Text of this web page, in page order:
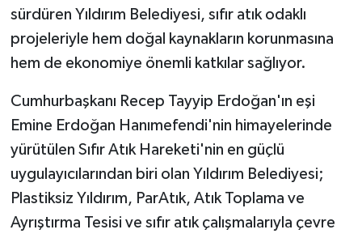
sürdüren Yıldırım Belediyesi, sıfır atık odaklı
projeleriyle hem doğal kaynakların korunmasına
hem de ekonomiye önemli katkılar sağlıyor.
Cumhurbaşkanı Recep Tayyip Erdoğan'ın eşi
Emine Erdoğan Hanımefendi'nin himayelerinde
yürütülen Sıfır Atık Hareketi'nin en güçlü
uygulayıcılarından biri olan Yıldırım Belediyesi;
Plastiksiz Yıldırım, ParAtık, Atık Toplama ve
Ayrıştırma Tesisi ve sıfır atık çalışmalarıyla çevre